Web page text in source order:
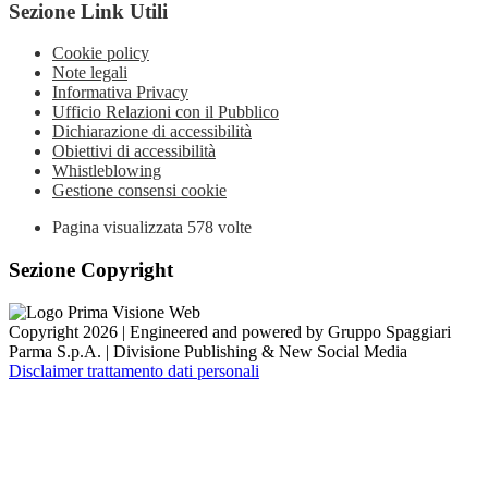
Sezione Link Utili
Cookie policy
Note legali
Informativa Privacy
Ufficio Relazioni con il Pubblico
Dichiarazione di accessibilità
Obiettivi di accessibilità
Whistleblowing
Gestione consensi cookie
Pagina visualizzata 578 volte
Sezione Copyright
Copyright 2026 | Engineered and powered by Gruppo Spaggiari
Parma S.p.A. | Divisione Publishing & New Social Media
Disclaimer trattamento dati personali